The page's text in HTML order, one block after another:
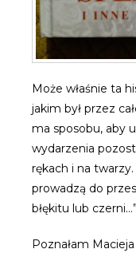
Może właśnie ta
jakim był przez
ma sposobu, aby
wydarzenia
rękach i na
prowadzą do
błękitu lub
Poznałam